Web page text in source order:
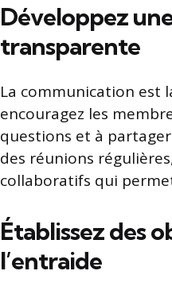
Développez
transparente
La communication est
encouragez les
questions et à
des réunions
collaboratifs qui
Établissez des
l’entraide